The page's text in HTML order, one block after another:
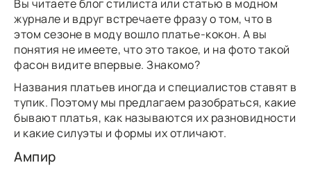
Вы читаете блог стилиста или статью в модном
журнале и вдруг встречаете фразу о том, что в
этом сезоне в моду вошло платье-кокон. А вы
понятия не имеете, что это такое, и на фото такой
фасон видите впервые. Знакомо?
Названия платьев иногда и специалистов ставят в
тупик. Поэтому мы предлагаем разобраться, какие
бывают платья, как называются их разновидности
и какие силуэты и формы их отличают.
Ампир